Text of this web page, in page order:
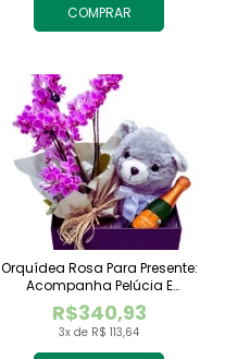
COMPRAR
3x de R$ 113,64
R$340,93
Orquídea Rosa Para Presente:
Acompanha Pelúcia E
Espumante